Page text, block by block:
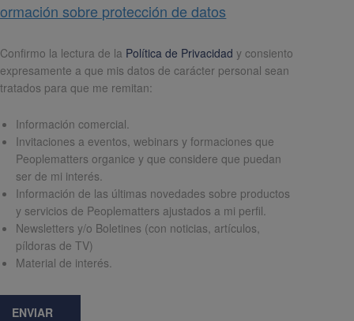
sobre protección de datos
Confirmo la lectura de la Política de Privacidad y consiento
expresamente a que mis datos de carácter personal sean
tratados para que me remitan:
Información comercial.
Invitaciones a eventos, webinars y formaciones que
Peoplematters organice y que considere que puedan
ser de mi interés.
Información de las últimas novedades sobre productos
y servicios de Peoplematters ajustados a mi perfil.
Newsletters y/o Boletines (con noticias, artículos,
píldoras de TV)
Material de interés.
ENVIAR